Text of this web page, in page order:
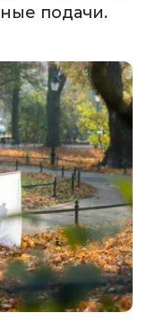
подачи.